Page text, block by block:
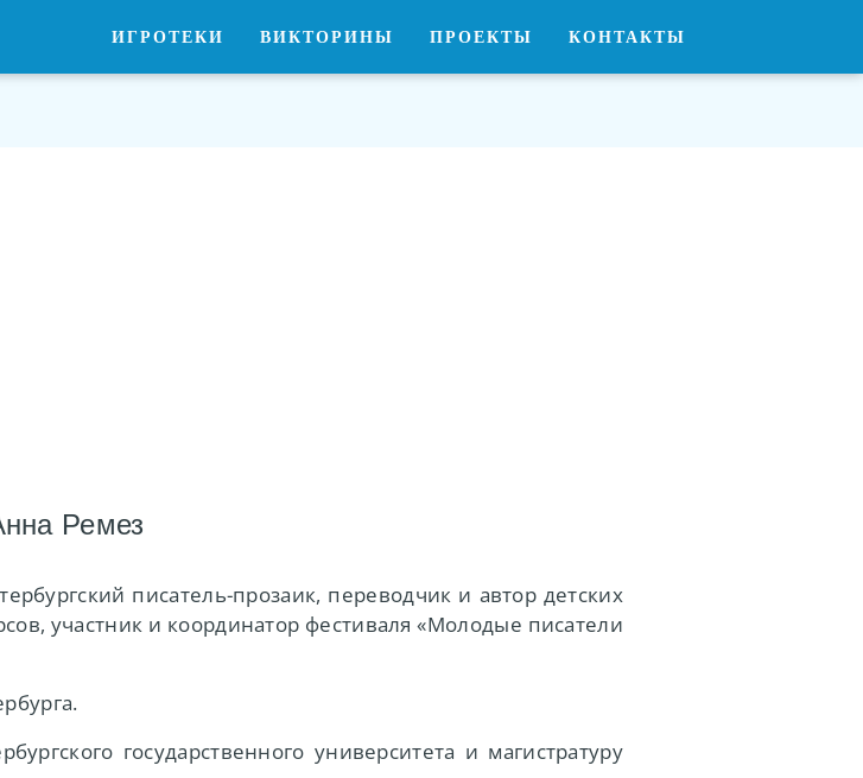
ИГРОТЕКИ ВИКТОРИНЫ ПРОЕКТЫ КОНТАКТЫ
Ремез
писатель-прозаик, переводчик и автор детских
участник и координатор фестиваля «Молодые писатели
государственного университета и магистратуру